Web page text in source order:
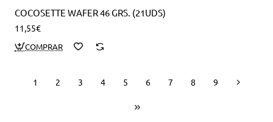
COCOSETTE WAFER 46 GRS. (21UDS)
11,55€
1 2 3 4 5 6 7 8 9